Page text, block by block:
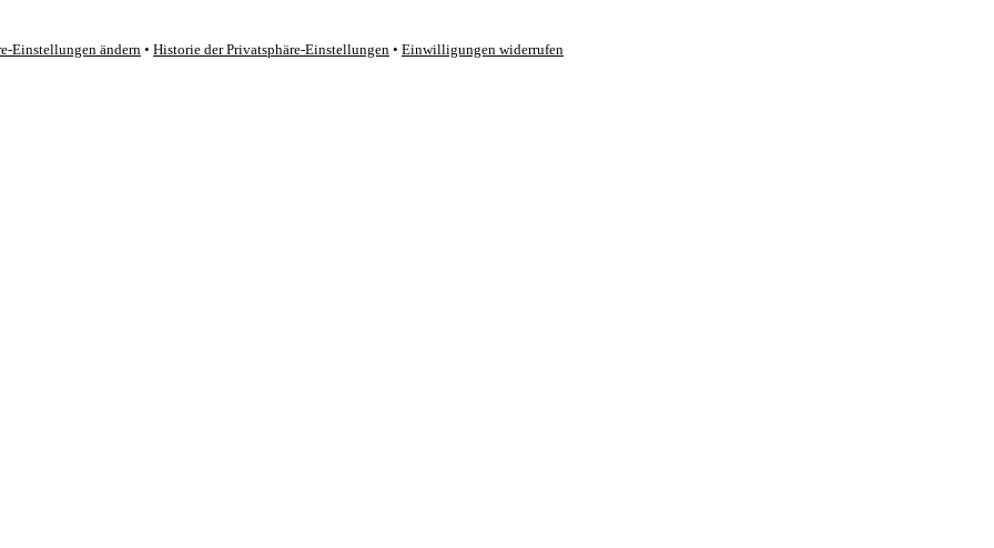
Einstellungen ändern • Historie der Privatsphäre-Einstellungen • Einwilligungen widerrufen